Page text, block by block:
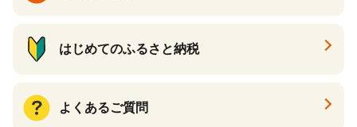
はじめてのふるさと納税
よくあるご質問